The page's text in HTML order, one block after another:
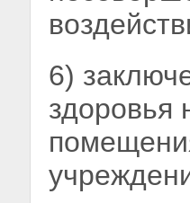
6)
здоровья